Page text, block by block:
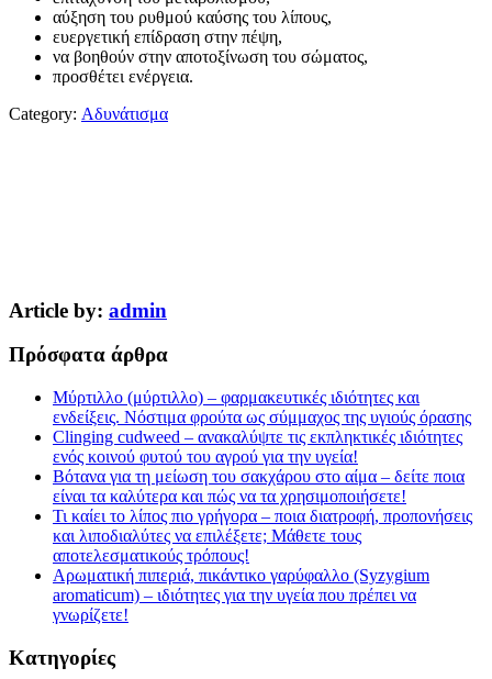
αύξηση του ρυθμού καύσης του λίπους,
ευεργετική επίδραση στην πέψη,
να βοηθούν στην αποτοξίνωση του σώματος,
προσθέτει ενέργεια.
Category: Αδυνάτισμα
Article by: admin
Πρόσφατα άρθρα
Μύρτιλλο (μύρτιλλο) – φαρμακευτικές ιδιότητες και
ενδείξεις. Νόστιμα φρούτα ως σύμμαχος της υγιούς όρασης
Clinging cudweed – ανακαλύψτε τις εκπληκτικές ιδιότητες
ενός κοινού φυτού του αγρού για την υγεία!
Βότανα για τη μείωση του σακχάρου στο αίμα – δείτε ποια
είναι τα καλύτερα και πώς να τα χρησιμοποιήσετε!
Τι καίει το λίπος πιο γρήγορα – ποια διατροφή, προπονήσεις
και λιποδιαλύτες να επιλέξετε; Μάθετε τους
αποτελεσματικούς τρόπους!
Αρωματική πιπεριά, πικάντικο γαρύφαλλο (Syzygium
aromaticum) – ιδιότητες για την υγεία που πρέπει να
γνωρίζετε!
Kατηγορίες